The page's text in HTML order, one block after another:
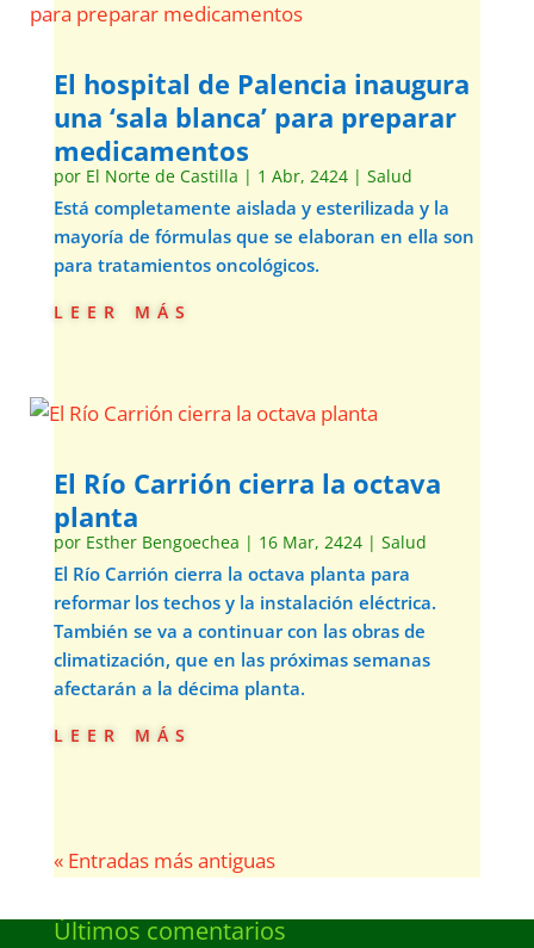
El hospital de Palencia inaugura
una ‘sala blanca’ para preparar
medicamentos
por El Norte de Castilla | 1 Abr, 2424| Salud
Está completamente aislada y esterilizada y la
mayoría de fórmulas que se elaboran en ella son
para tratamientos oncológicos.
leer más
El Río Carrión cierra la octava
planta
por Esther Bengoechea | 16 Mar, 2424| Salud
El Río Carrión cierra la octava planta para
reformar los techos y la instalación eléctrica.
También se va a continuar con las obras de
climatización, que en las próximas semanas
afectarán a la décima planta.
leer más
« Entradas más antiguas
Últimos comentarios